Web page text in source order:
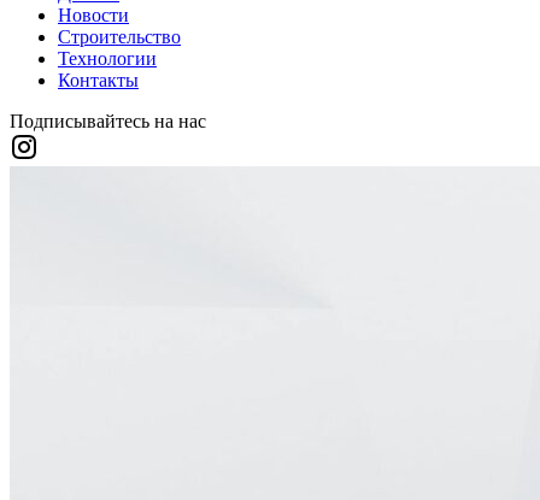
Новости
Строительство
Технологии
Контакты
Подписывайтесь на нас